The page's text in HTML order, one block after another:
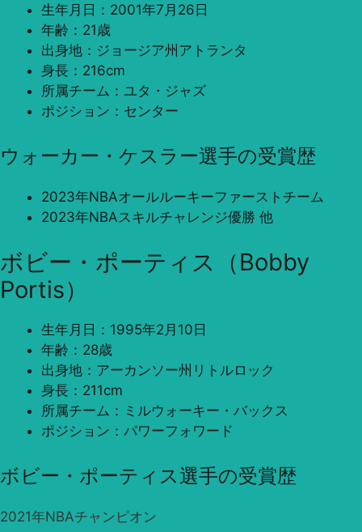
生年月日：2001年7月26日
年齢：21歳
出身地：ジョージア州アトランタ
身長：216cm
所属チーム：ユタ・ジャズ
ポジション：センター
ウォーカー・ケスラー選手の受賞歴
2023年NBAオールルーキーファーストチーム
2023年NBAスキルチャレンジ優勝 他
ボビー・ポーティス（Bobby
Portis）
生年月日：1995年2月10日
年齢：28歳
出身地：アーカンソー州リトルロック
身長：211cm
所属チーム：ミルウォーキー・バックス
ポジション：パワーフォワード
ボビー・ポーティス選手の受賞歴
2021年NBAチャンピオン